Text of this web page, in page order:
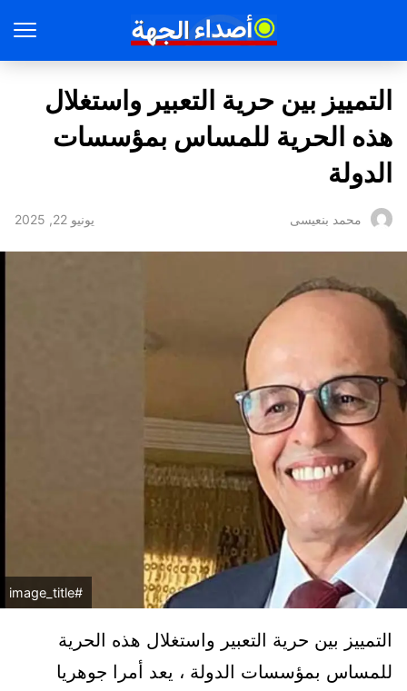
التمييز بين حرية التعبير واستغلال
هذه الحرية للمساس بمؤسسات
الدولة
محمد بنعيسى يونيو 22, 2025
#image_title
التمييز بين حرية التعبير واستغلال هذه الحرية
للمساس بمؤسسات الدولة ، يعد أمرا جوهريا